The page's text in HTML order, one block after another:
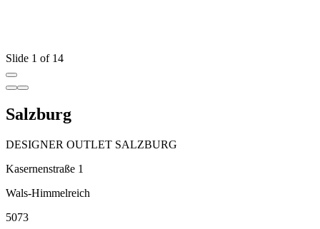
Slide 1 of 14
Salzburg
DESIGNER OUTLET SALZBURG
Kasernenstraße 1
Wals-Himmelreich
5073